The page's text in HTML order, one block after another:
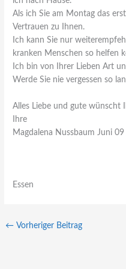
Als ich Sie am Montag das
Vertrauen zu Ihnen.
Ich kann Sie nur
kranken Menschen so helfen
Ich bin von Ihrer Lieben Art
Werde Sie nie vergessen so
Alles Liebe und gute wünscht
Ihre
Magdalena Nussbaum Juni 09
Essen
← Vorheriger Beitrag